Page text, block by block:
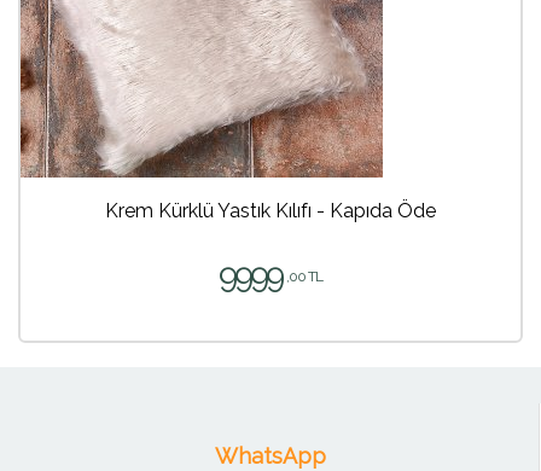
Krem Kürklü Yastık Kılıfı - Kapıda Öde
9999 ,00 TL
WhatsApp